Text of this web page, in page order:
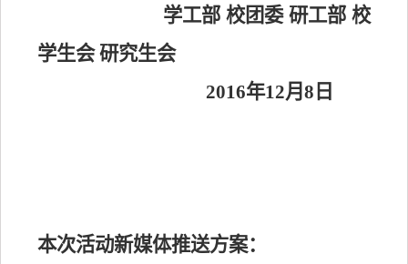
学工部 校团委 研工部 校
学生会 研究生会
2016年12月 8 日
本次活动新媒体推送方案：